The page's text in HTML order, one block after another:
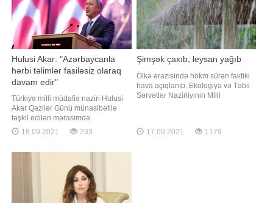
Hulusi Akar: "Azərbaycanla
hərbi təlimlər fasiləsiz olaraq
davam edir"
Türkiyə milli müdafiə naziri Hulusi
Akar Qazilər Günü münasibətilə
təşkil edilən mərasimdə
Azərbaycana dəstək çıxışı edib. Bu
barədə məlumat Türkiyə Milli
ordusunun sivilizasiyanın və tarixin
yüklədiyi məsuliyyət hissi ilə dost və
18.09.2021 233
Şimşək çaxıb, leysan yağıb
Ölkə ərazisində hökm sürən faktiki
hava açıqlanıb. Ekologiya və Təbii
Sərvətlər Nazirliyinin Milli
Daşkəsən, Gədəbəy, Göy-göl,
17.09.2021 1179